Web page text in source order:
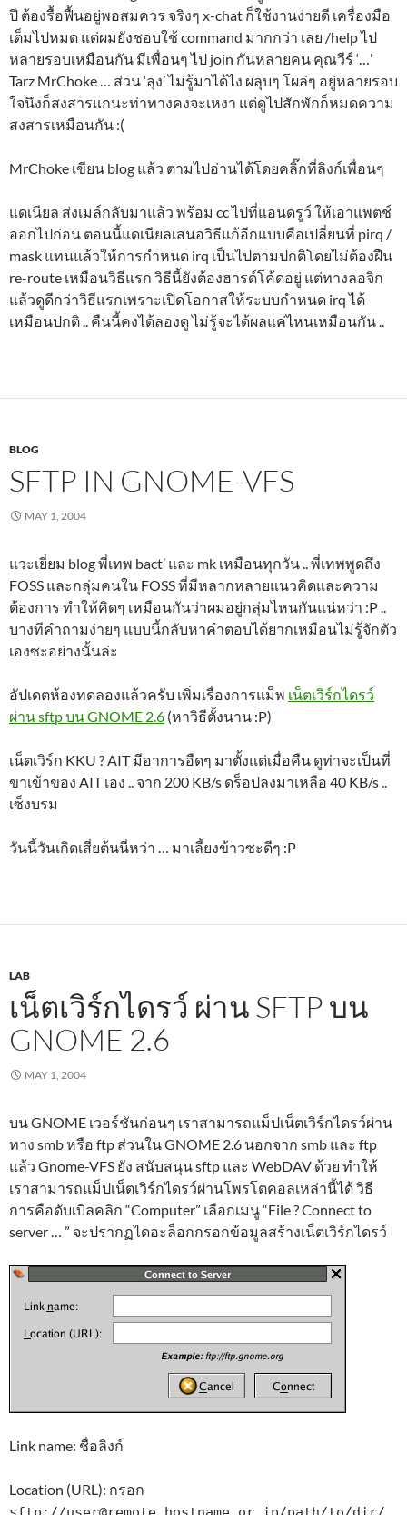
ปี ต้องรื้อฟื้นอยู่พอสมควร จริงๆ x-chat ก็ใช้งานง่ายดี เครื่องมือ
เต็มไปหมด แต่ผมยังชอบใช้ command มากกว่า เลย /help ไป
หลายรอบเหมือนกัน มีเพื่อนๆ ไป join กันหลายคน คุณวีร์ ‘…’
Tarz MrChoke … ส่วน ‘ลุง’ ไม่รู้มาได้ไง ผลุบๆ โผล่ๆ อยู่หลายรอบ
ใจนึงก็สงสารแกนะท่าทางคงจะเหงา แต่ดูไปสักพักก็หมดความ
สงสารเหมือนกัน :(
MrChoke เขียน blog แล้ว ตามไปอ่านได้โดยคลิ๊กที่ลิงก์เพื่อนๆ
แดเนียล ส่งเมล์กลับมาแล้ว พร้อม cc ไปที่แอนดรูว์ ให้เอาแพตช์
ออกไปก่อน ตอนนี้แดเนียลเสนอวิธีแก้อีกแบบคือเปลี่ยนที่ pirq /
mask แทนแล้วให้การกำหนด irq เป็นไปตามปกติโดยไม่ต้องฝืน
re-route เหมือนวิธีแรก วิธีนี้ยังต้องฮารด์โค้ดอยู่ แต่ทางลอจิก
แล้วดูดีกว่าวิธีแรกเพราะเปิดโอกาสให้ระบบกำหนด irq ได้
เหมือนปกติ .. คืนนี้คงได้ลองดู ไม่รู้จะได้ผลแค่ไหนเหมือนกัน ..
BLOG
SFTP IN GNOME-VFS
MAY 1, 2004
แวะเยี่ยม blog พี่เทพ bact’ และ mk เหมือนทุกวัน .. พี่เทพพูดถึง
FOSS และกลุ่มคนใน FOSS ที่มีหลากหลายแนวคิดและความ
ต้องการ ทำให้คิดๆ เหมือนกันว่าผมอยู่กลุ่มไหนกันแน่หว่า :P ..
บางทีคำถามง่ายๆ แบบนี้กลับหาคำตอบได้ยากเหมือนไม่รู้จักตัว
เองซะอย่างนั้นล่ะ
อัปเดตห้องทดลองแล้วครับ เพิ่มเรื่องการแม็พ เน็ตเวิร์กไดรว์
ผ่าน sftp บน GNOME 2.6 (หาวิธีตั้งนาน :P)
เน็ตเวิร์ก KKU ? AIT มีอาการอืดๆ มาตั้งแต่เมื่อคืน ดูท่าจะเป็นที่
ขาเข้าของ AIT เอง .. จาก 200 KB/s ดร็อปลงมาเหลือ 40 KB/s ..
เซ็งบรม
วันนี้วันเกิดเสี่ยต้นนี่หว่า … มาเลี้ยงข้าวซะดีๆ :P
LAB
เน็ตเวิร์กไดรว์ ผ่าน SFTP บน
GNOME 2.6
MAY 1, 2004
บน GNOME เวอร์ชันก่อนๆ เราสามารถแม็ปเน็ตเวิร์กไดรว์ผ่าน
ทาง smb หรือ ftp ส่วนใน GNOME 2.6 นอกจาก smb และ ftp
แล้ว Gnome-VFS ยัง สนับสนุน sftp และ WebDAV ด้วย ทำให้
เราสามารถแม็ปเน็ตเวิร์กไดรว์ผ่านโพรโตคอลเหล่านี้ได้ วิธี
การคือดับเบิลคลิก “Computer” เลือกเมนู “File ? Connect to
server … ” จะปรากฏไดอะล็อกกรอกข้อมูลสร้างเน็ตเวิร์กไดรว์
Link name: ชื่อลิงก์
Location (URL): กรอก